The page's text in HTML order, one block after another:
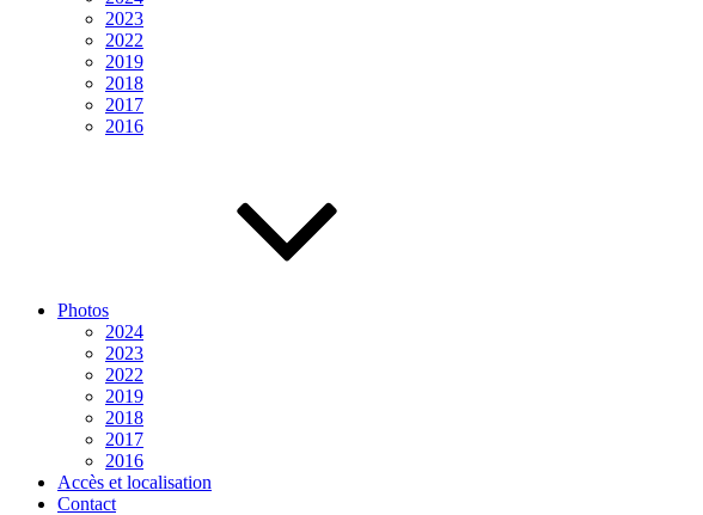
2023
2022
2019
2018
2017
2016
Photos
2024
2023
2022
2019
2018
2017
2016
Accès et localisation
Contact